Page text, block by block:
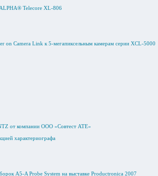
Telecore XL-806
on Camera Link к 5-мегапиксельным камерам серии XCL-5000
от компании ООО «Совтест АТЕ»
характериографа
A5-A Probe System на выставке Productronica 2007